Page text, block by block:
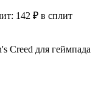
142 ₽ в сплит
Creed для геймпада